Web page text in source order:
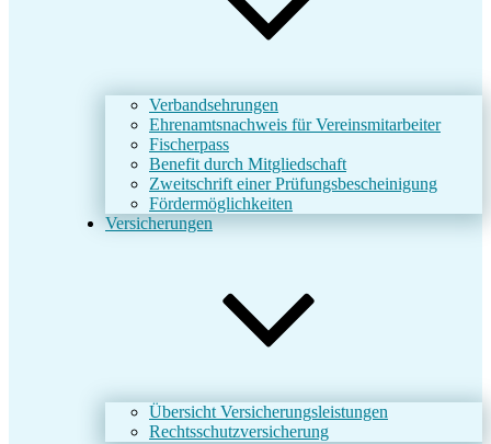
Verbandsehrungen
Ehrenamtsnachweis für Vereinsmitarbeiter
Fischerpass
Benefit durch Mitgliedschaft
Zweitschrift einer Prüfungsbescheinigung
Fördermöglichkeiten
Versicherungen
Übersicht Versicherungsleistungen
Rechtsschutzversicherung